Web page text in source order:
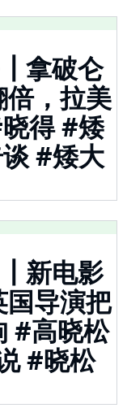
拿破仑
，拉美
得 #矮
#矮大
新电影
国导演把
#高晓松
#晓松